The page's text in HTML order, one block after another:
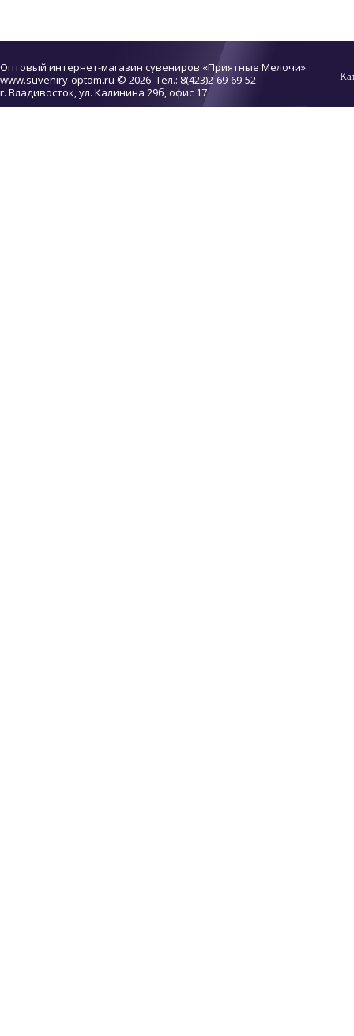
Оптовый интернет-магазин сувениров «Приятные Мелочи»
www.suveniry-optom.ru © 2026 Тел.: 8(423)2-69-69-52
г. Владивосток, ул. Калинина 29б, офис 17